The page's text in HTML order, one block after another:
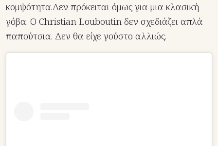
κομψότητα.Δεν πρόκειται όμως για μια κλασική
γόβα. Ο Christian Louboutin δεν σχεδιάζει απλά
παπούτσια. Δεν θα είχε γούστο αλλιώς.